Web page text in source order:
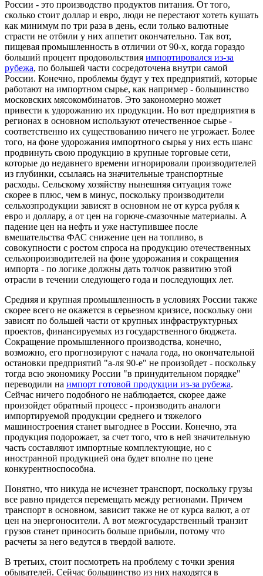
России - это производство продуктов питания. От того,
сколько стоит доллар и евро, люди не перестают хотеть кушать
как минимум по три раза в день, если только валютные
страсти не отбили у них аппетит окончательно. Так вот,
пищевая промышленность в отличии от 90-х, когда гораздо
больший процент продовольствия импортировался из-за
рубежа, по большей части сосредоточена внутри самой
России. Конечно, проблемы будут у тех предприятий, которые
работают на импортном сырье, как например - большинство
московских мясокомбинатов. Это закономерно может
привести к удорожанию их продукции. Но вот предприятия в
регионах в основном используют отечественное сырье -
соответственно их существованию ничего не угрожает. Более
того, на фоне удорожания импортного сырья у них есть шанс
продвинуть свою продукцию в крупные торговые сети,
которые до недавнего времени игнорировали производителей
из глубинки, ссылаясь на значительные транспортные
расходы. Сельскому хозяйству нынешняя ситуация тоже
скорее в плюс, чем в минус, поскольку производители
сельхозпродукции зависят в основном не от курса рубля к
евро и доллару, а от цен на горюче-смазочные материалы. А
падение цен на нефть и уже наступившее после
вмешательства ФАС снижение цен на топливо, в
совокупности с ростом спроса на продукцию отечественных
сельхопроизводителей на фоне удорожания и сокращения
импорта - по логике должны дать толчок развитию этой
отрасли в течении следующего года и последующих лет.
Средняя и крупная промышленность в условиях России также
скорее всего не окажется в серьезном кризисе, поскольку они
зависят по большей части от крупных инфраструктурных
проектов, финансируемых из государственного бюджета.
Сокращение промышленного производства, конечно,
возможно, его прогнозируют с начала года, но окончательной
остановки предприятий "а-ля 90-е" не произойдет - поскольку
тогда всю экономику России "в принудительном порядке"
переводили на импорт готовой продукции из-за рубежа.
Сейчас ничего подобного не наблюдается, скорее даже
произойдет обратный процесс - производить аналоги
импортируемой продукции среднего и тяжелого
машиностроения станет выгоднее в России. Конечно, эта
продукция подорожает, за счет того, что в ней значительную
часть составляют импортные комплектующие, но с
иностранной продукцией она будет вполне по цене
конкурентноспособна.
Понятно, что никуда не исчезнет транспорт, поскольку грузы
все равно придется перемещать между регионами. Причем
транспорт в основном, зависит также не от курса валют, а от
цен на энергоносители. А вот межгосударственный транзит
грузов станет приносить больше прибыли, потому что
расчеты за него ведутся в твердой валюте.
В третьих, стоит посмотреть на проблему с точки зрения
обывателей. Сейчас большинство из них находятся в